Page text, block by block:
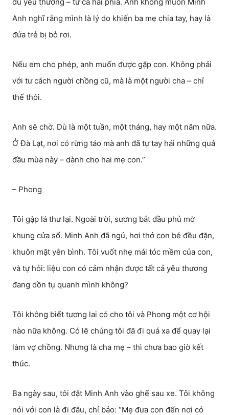
Anh nghĩ rằng mình là lý do khiến ba mẹ chia tay, hay là
đứa trẻ bị bỏ rơi.
Nếu em cho phép, anh muốn được gặp con. Không phải
với tư cách người chồng cũ, mà là một người cha – chỉ
thế thôi.
Anh sẽ chờ. Dù là một tuần, một tháng, hay một năm nữa.
Ở Đà Lạt, nơi có rừng táo mà anh đã tự tay hái những quả
đầu mùa này – dành cho hai mẹ con.”
– Phong
Tôi gập lá thư lại. Ngoài trời, sương bắt đầu phủ mờ
khung cửa sổ. Minh Anh đã ngủ, hơi thở con bé đều đặn,
khuôn mặt yên bình. Tôi vuốt nhẹ mái tóc mềm của con,
và tự hỏi: liệu con có cảm nhận được tất cả yêu thương
đang dồn tụ quanh mình không?
Tôi không biết tương lai có cho tôi và Phong một cơ hội
nào nữa không. Có lẽ chúng tôi đã đi quá xa để quay lại
làm vợ chồng. Nhưng là cha mẹ – thì chưa bao giờ kết
thúc.
Ba ngày sau, tôi đặt Minh Anh vào ghế sau xe. Tôi không
nói với con là đi đâu, chỉ bảo: “Mẹ đưa con đến nơi có